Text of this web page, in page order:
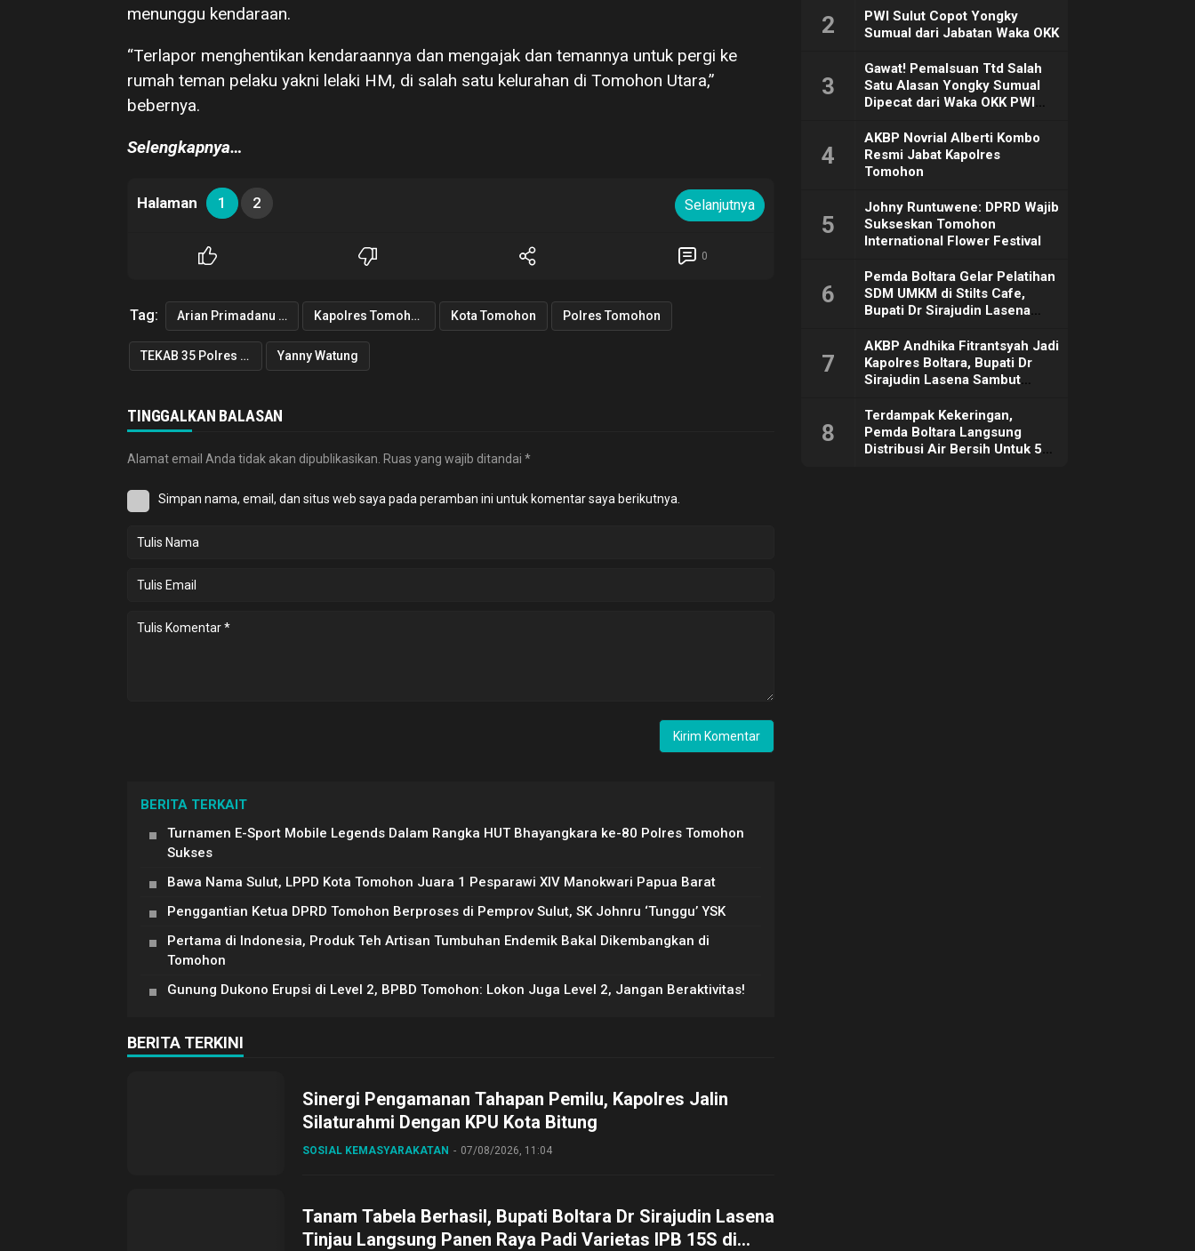
menunggu kendaraan.
“Terlapor menghentikan kendaraannya dan mengajak dan temannya untuk pergi ke
rumah teman pelaku yakni lelaki HM, di salah satu kelurahan di Tomohon Utara,”
bebernya.
Selengkapnya…
Halaman 1 2 Selanjutnya
0
Tag: Arian Primadanu Colibrito Kapolres Tomohon Kota Tomohon Polres Tomohon
TEKAB 35 Polres Tomohon Yanny Watung
TINGGALKAN BALASAN
Alamat email Anda tidak akan dipublikasikan. Ruas yang wajib ditandai *
Simpan nama, email, dan situs web saya pada peramban ini untuk komentar saya berikutnya.
BERITA TERKAIT
Turnamen E-Sport Mobile Legends Dalam Rangka HUT Bhayangkara ke-80 Polres Tomohon
Sukses
Bawa Nama Sulut, LPPD Kota Tomohon Juara 1 Pesparawi XIV Manokwari Papua Barat
Penggantian Ketua DPRD Tomohon Berproses di Pemprov Sulut, SK Johnru ‘Tunggu’ YSK
Pertama di Indonesia, Produk Teh Artisan Tumbuhan Endemik Bakal Dikembangkan di
Tomohon
Gunung Dukono Erupsi di Level 2, BPBD Tomohon: Lokon Juga Level 2, Jangan Beraktivitas!
BERITA TERKINI
Sinergi Pengamanan Tahapan Pemilu, Kapolres Jalin
Silaturahmi Dengan KPU Kota Bitung
SOSIAL KEMASYARAKATAN 07/08/2026, 11:04
Tanam Tabela Berhasil, Bupati Boltara Dr Sirajudin Lasena
Tinjau Langsung Panen Raya Padi Varietas IPB 15S di
2
PWI Sulut Copot Yongky
Sumual dari Jabatan Waka OKK
3
Gawat! Pemalsuan Ttd Salah
Satu Alasan Yongky Sumual
Dipecat dari Waka OKK PWI
4
AKBP Novrial Alberti Kombo
Resmi Jabat Kapolres
Tomohon
5
Johny Runtuwene: DPRD Wajib
Sukseskan Tomohon
International Flower Festival
6
Pemda Boltara Gelar Pelatihan
SDM UMKM di Stilts Cafe,
Bupati Dr Sirajudin Lasena
Dorong Ekonomi Daerah
7
AKBP Andhika Fitrantsyah Jadi
Kapolres Boltara, Bupati Dr
Sirajudin Lasena Sambut
8
Terdampak Kekeringan,
Pemda Boltara Langsung
Distribusi Air Bersih Untuk 50